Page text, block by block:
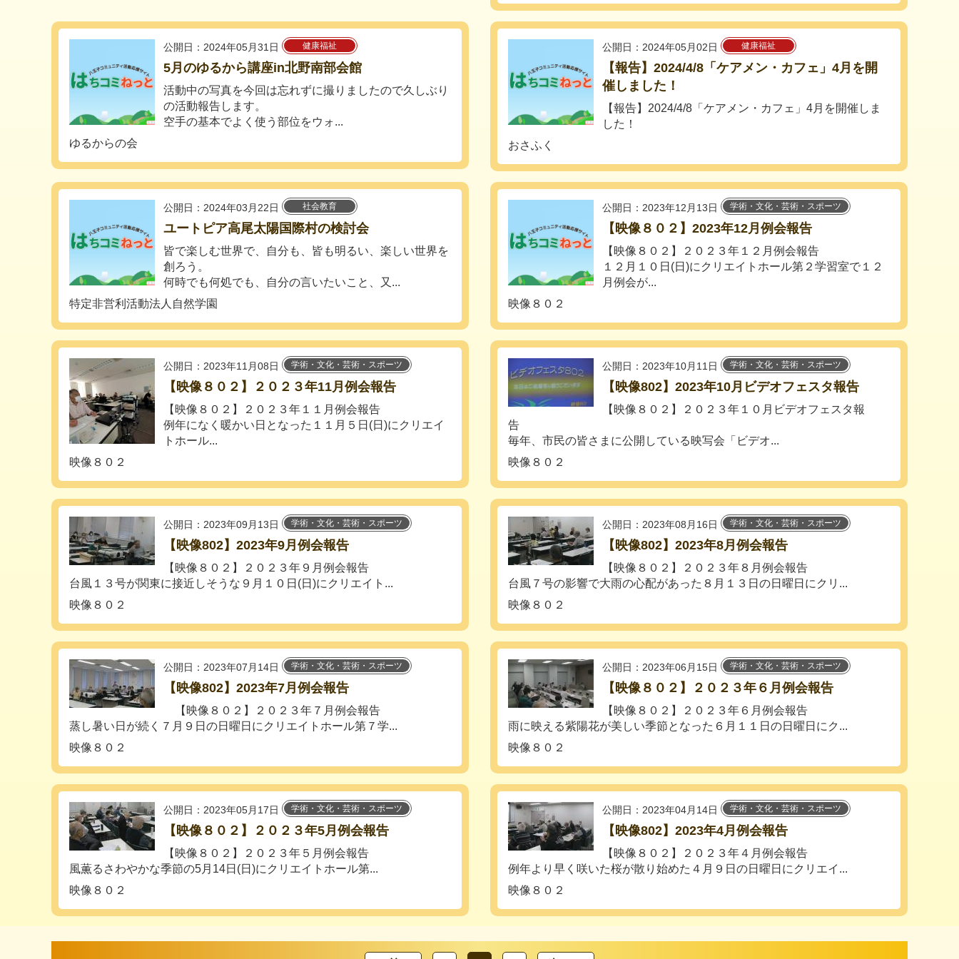
公開日：2024年05月31日 健康福祉
5月のゆるから講座in北野南部会館
活動中の写真を今回は忘れずに撮りましたので久しぶり
の活動報告します。
空手の基本でよく使う部位をウォ...
ゆるからの会
公開日：2024年05月02日 健康福祉
【報告】2024/4/8「ケアメン・カフェ」4月を開
催しました！
【報告】2024/4/8「ケアメン・カフェ」4月を開催しま
した！
おさふく
公開日：2024年03月22日 社会教育
ユートピア高尾太陽国際村の検討会
皆で楽しむ世界で、自分も、皆も明るい、楽しい世界を
創ろう。
何時でも何処でも、自分の言いたいこと、又...
特定非営利活動法人自然学園
公開日：2023年12月13日 学術・文化・芸術・スポーツ
【映像８０２】2023年12月例会報告
【映像８０２】２０２３年１２月例会報告
１２月１０日(日)にクリエイトホール第２学習室で１２
月例会が...
映像８０２
公開日：2023年11月08日 学術・文化・芸術・スポーツ
【映像８０２】２０２３年11月例会報告
【映像８０２】２０２３年１１月例会報告
例年になく暖かい日となった１１月５日(日)にクリエイ
トホール...
映像８０２
公開日：2023年10月11日 学術・文化・芸術・スポーツ
【映像802】2023年10月ビデオフェスタ報告
【映像８０２】２０２３年１０月ビデオフェスタ報
告
毎年、市民の皆さまに公開している映写会「ビデオ...
映像８０２
公開日：2023年09月13日 学術・文化・芸術・スポーツ
【映像802】2023年9月例会報告
【映像８０２】２０２３年９月例会報告
台風１３号が関東に接近しそうな９月１０日(日)にクリエイト...
映像８０２
公開日：2023年08月16日 学術・文化・芸術・スポーツ
【映像802】2023年8月例会報告
【映像８０２】２０２３年８月例会報告
台風７号の影響で大雨の心配があった８月１３日の日曜日にクリ...
映像８０２
公開日：2023年07月14日 学術・文化・芸術・スポーツ
【映像802】2023年7月例会報告
【映像８０２】２０２３年７月例会報告
蒸し暑い日が続く７月９日の日曜日にクリエイトホール第７学...
映像８０２
公開日：2023年06月15日 学術・文化・芸術・スポーツ
【映像８０２】２０２３年６月例会報告
【映像８０２】２０２３年６月例会報告
雨に映える紫陽花が美しい季節となった６月１１日の日曜日にク...
映像８０２
公開日：2023年05月17日 学術・文化・芸術・スポーツ
【映像８０２】２０２３年5月例会報告
【映像８０２】２０２３年５月例会報告
風薫るさわやかな季節の5月14日(日)にクリエイトホール第...
映像８０２
公開日：2023年04月14日 学術・文化・芸術・スポーツ
【映像802】2023年4月例会報告
【映像８０２】２０２３年４月例会報告
例年より早く咲いた桜が散り始めた４月９日の日曜日にクリエイ...
映像８０２